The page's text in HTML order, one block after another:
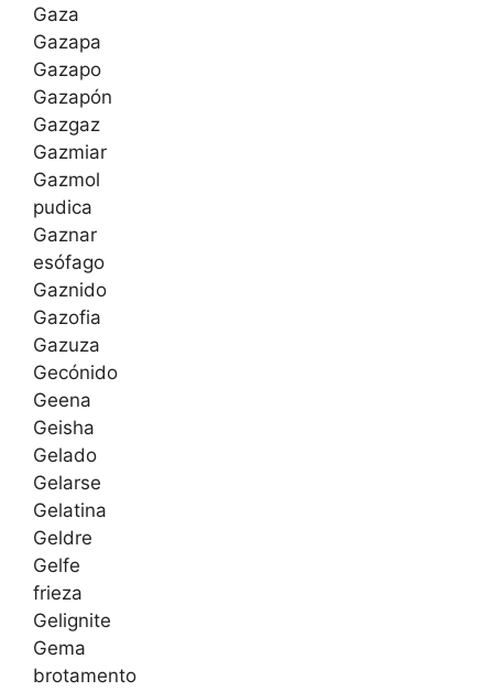
Gaza
Gazapa
Gazapo
Gazapón
Gazgaz
Gazmiar
Gazmol
pudica
Gaznar
esófago
Gaznido
Gazofia
Gazuza
Gecónido
Geena
Geisha
Gelado
Gelarse
Gelatina
Geldre
Gelfe
frieza
Gelignite
Gema
brotamento